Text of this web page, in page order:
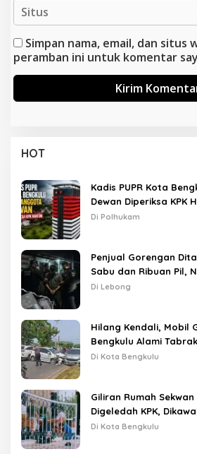
Simpan nama, email, dan situs
peramban ini untuk komentar
HOT
Kadis PUPR Kota
Dewan Diperiksa KPK
Di Polhukam
Penjual Gorengan
Sabu dan Ribuan Pil,
Disebut Saat Interogasi
Di Lebong
Hilang Kendali, Mobil
Bengkulu Alami
Lampu Merah
Di Kota Bengkulu
Giliran Rumah
Digeledah KPK,
Di Kota Bengkulu